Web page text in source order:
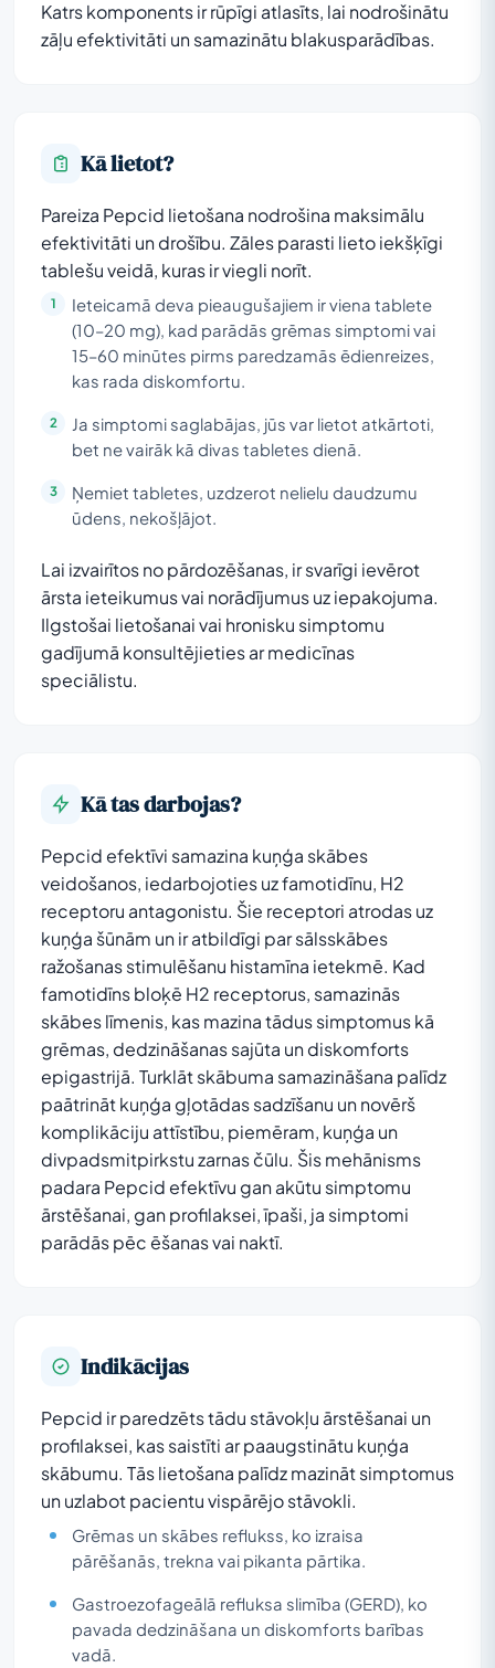
Katrs komponents ir rūpīgi atlasīts, lai nodrošinātu
zāļu efektivitāti un samazinātu blakusparādības.
Kā lietot?
Pareiza Pepcid lietošana nodrošina maksimālu
efektivitāti un drošību. Zāles parasti lieto iekšķīgi
tablešu veidā, kuras ir viegli norīt.
Ieteicamā deva pieaugušajiem ir viena tablete
(10–20 mg), kad parādās grēmas simptomi vai
15–60 minūtes pirms paredzamās ēdienreizes,
kas rada diskomfortu.
Ja simptomi saglabājas, jūs var lietot atkārtoti,
bet ne vairāk kā divas tabletes dienā.
Ņemiet tabletes, uzdzerot nelielu daudzumu
ūdens, nekošļājot.
Lai izvairītos no pārdozēšanas, ir svarīgi ievērot
ārsta ieteikumus vai norādījumus uz iepakojuma.
Ilgstošai lietošanai vai hronisku simptomu
gadījumā konsultējieties ar medicīnas
speciālistu.
Kā tas darbojas?
Pepcid efektīvi samazina kuņģa skābes
veidošanos, iedarbojoties uz famotidīnu, H2
receptoru antagonistu. Šie receptori atrodas uz
kuņģa šūnām un ir atbildīgi par sālsskābes
ražošanas stimulēšanu histamīna ietekmē. Kad
famotidīns bloķē H2 receptorus, samazinās
skābes līmenis, kas mazina tādus simptomus kā
grēmas, dedzināšanas sajūta un diskomforts
epigastrijā. Turklāt skābuma samazināšana palīdz
paātrināt kuņģa gļotādas sadzīšanu un novērš
komplikāciju attīstību, piemēram, kuņģa un
divpadsmitpirkstu zarnas čūlu. Šis mehānisms
padara Pepcid efektīvu gan akūtu simptomu
ārstēšanai, gan profilaksei, īpaši, ja simptomi
parādās pēc ēšanas vai naktī.
Indikācijas
Pepcid ir paredzēts tādu stāvokļu ārstēšanai un
profilaksei, kas saistīti ar paaugstinātu kuņģa
skābumu. Tās lietošana palīdz mazināt simptomus
un uzlabot pacientu vispārējo stāvokli.
Grēmas un skābes reflukss, ko izraisa
pārēšanās, trekna vai pikanta pārtika.
Gastroezofageālā refluksa slimība (GERD), ko
pavada dedzināšana un diskomforts barības
vadā.